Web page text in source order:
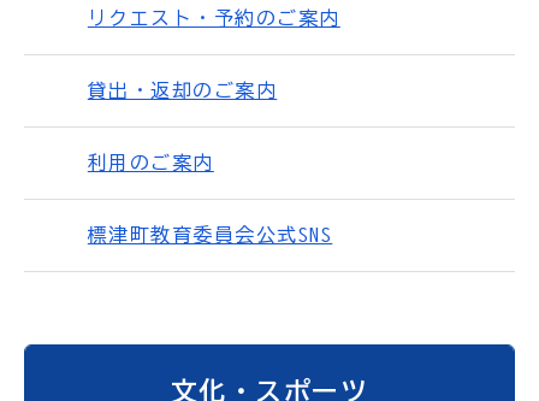
リクエスト・予約のご案内
貸出・返却のご案内
利用のご案内
標津町教育委員会公式SNS
文化・スポーツ